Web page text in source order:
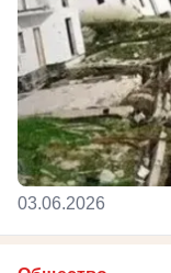
03.06.2026